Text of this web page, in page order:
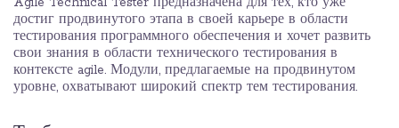
достиг продвинутого этапа в своей карьере в области
тестирования программного обеспечения и хочет развить
свои знания в области технического тестирования в
контексте agile. Модули, предлагаемые на продвинутом
уровне, охватывают широкий спектр тем тестирования.